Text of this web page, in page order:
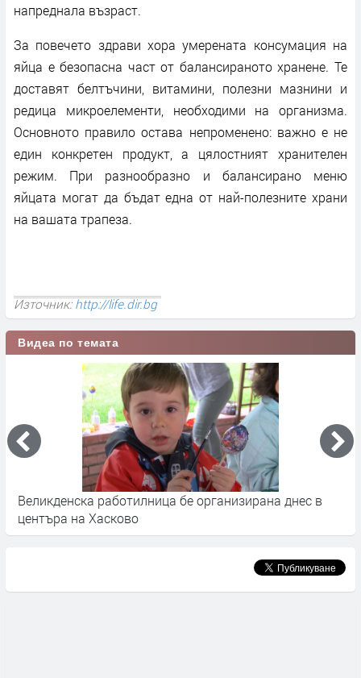
напреднала възраст.
За повечето здрави хора умерената консумация на
яйца е безопасна част от балансираното хранене. Те
доставят белтъчини, витамини, полезни мазнини и
редица микроелементи, необходими на организма.
Основното правило остава непроменено: важно е не
един конкретен продукт, а цялостният хранителен
режим. При разнообразно и балансирано меню
яйцата могат да бъдат една от най-полезните храни
на вашата трапеза.
Източник:http://life.dir.bg
Видеа по темата
Великденска работилница бе организирана днес в
центъра на Хасково